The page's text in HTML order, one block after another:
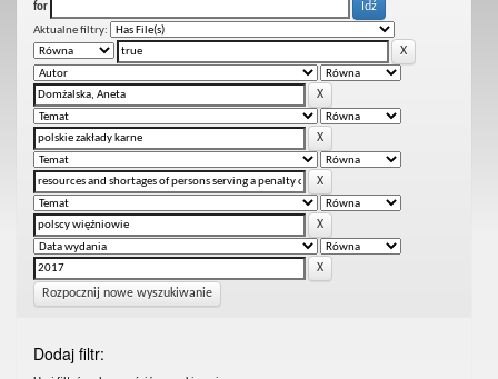
for
Aktualne filtry:
Rozpocznij nowe wyszukiwanie
Dodaj filtr: